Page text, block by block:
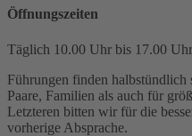
Öffnungszeiten
Täglich 10.00 Uhr bis 17.00 Uhr
Führungen finden
Paare, Familien als auch für
Letzteren bitten wir für die
vorherige Absprache.